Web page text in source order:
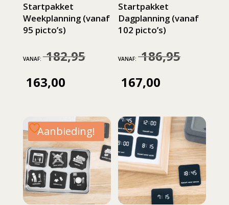
Startpakket
Weekplanning (vanaf
95 picto’s)
VANAF: 182,95Oorspronkelijke
182,95.
163,00Huidige
is:
163,00.
Startpakket
Dagplanning (vanaf
102 picto’s)
VANAF:186,95
186,95.
167,00
is:
167,00.
Aanbieding!